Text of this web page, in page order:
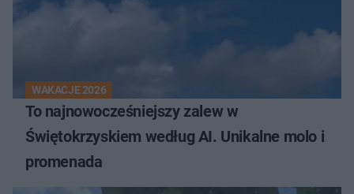
WAKACJE 2026
To najnowocześniejszy zalew w
Świętokrzyskiem według AI. Unikalne molo i
promenada